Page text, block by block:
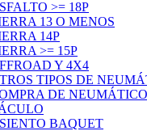
>= 18P
13 O MENOS
14P
>= 15P
Y 4X4
TIPOS DE
DE
BAQUET